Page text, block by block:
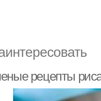
рецепты